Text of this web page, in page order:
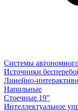
Системы
Источники
Линейно-
Напольные
Стоечные 19"
Интеллектуальное